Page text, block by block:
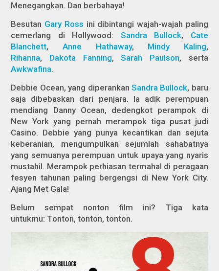
Menegangkan. Dan berbahaya!
Besutan Gary Ross ini dibintangi wajah-wajah paling
cemerlang di Hollywood: Sandra Bullock, Cate
Blanchett, Anne Hathaway, Mindy Kaling,
Rihanna, Dakota Fanning,Sarah Paulson, serta
Awkwafina.
Debbie Ocean, yang diperankan Sandra Bullock, baru
saja dibebaskan dari penjara. Ia adik perempuan
mendiang Danny Ocean, dedengkot perampok di
New York yang pernah merampok tiga pusat judi
Casino. Debbie yang punya kecantikan dan sejuta
keberanian, mengumpulkan sejumlah sahabatnya
yang semuanya perempuan untuk upaya yang nyaris
mustahil. Merampok perhiasan termahal di peragaan
fesyen tahunan paling bergengsi di New York City.
Ajang Met Gala!
Belum sempat nonton film ini? Tiga kata
untukmu: Tonton, tonton, tonton.